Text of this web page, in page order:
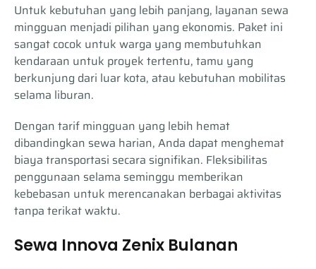
Untuk kebutuhan yang lebih panjang, layanan sewa
mingguan menjadi pilihan yang ekonomis. Paket ini
sangat cocok untuk warga yang membutuhkan
kendaraan untuk proyek tertentu, tamu yang
berkunjung dari luar kota, atau kebutuhan mobilitas
selama liburan.
Dengan tarif mingguan yang lebih hemat
dibandingkan sewa harian, Anda dapat menghemat
biaya transportasi secara signifikan. Fleksibilitas
penggunaan selama seminggu memberikan
kebebasan untuk merencanakan berbagai aktivitas
tanpa terikat waktu.
Sewa Innova Zenix Bulanan